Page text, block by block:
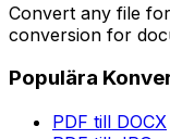
Convert any file
conversion for
Populära
PDF till DOCX